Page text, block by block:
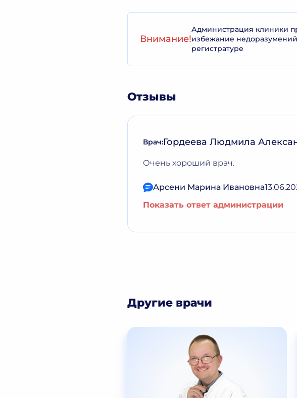
Внимание!
Администрация клиники
избежание
регистратуре
Отзывы
Врач:Гордеева Людмила
Очень хороший врач.
Арсени Марина Ивановна
Показать ответ администрации
Другие врачи